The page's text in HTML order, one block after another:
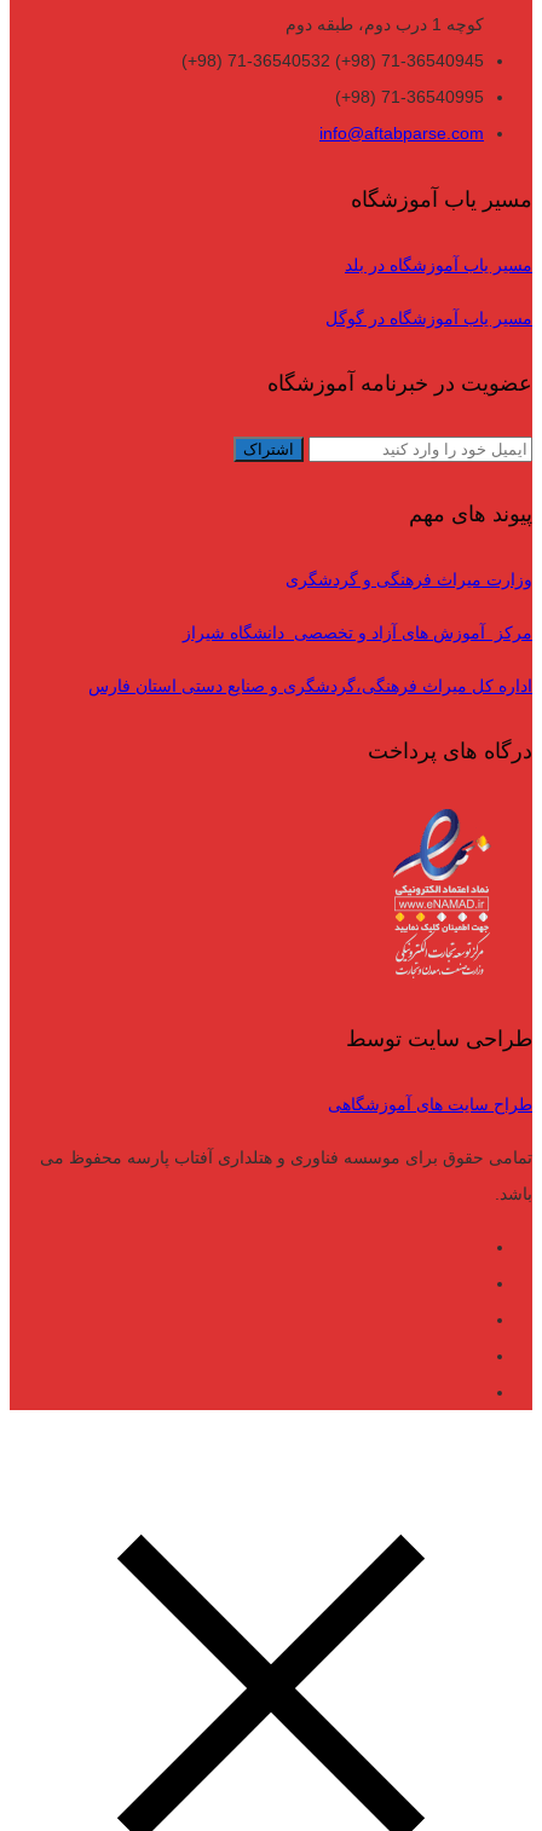
کوچه 1 درب دوم، طبقه دوم
71-36540945 (98+) 71-36540532 (98+)
71-36540995 (98+)
info@aftabparse.com
مسیر یاب آموزشگاه
مسیر یاب آموزشگاه در بلد
مسیر یاب آموزشگاه در گوگل
عضویت در خبرنامه آموزشگاه
پیوند های مهم
وزارت میراث فرهنگی و گردشگری
مرکز آموزش های آزاد و تخصصی دانشگاه شیراز
اداره کل میراث فرهنگی،گردشگری و صنایع دستی استان فارس
درگاه های پرداخت
طراحی سایت توسط
طراح سایت های آموزشگاهی
تمامی حقوق برای موسسه فناوری و هتلداری آفتاب پارسه محفوظ می
باشد.